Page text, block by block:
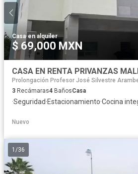
Casa·en alquiler
$ 69,000 MXN
Prolongación Profesor José Silvestre
3 Recámaras4 BañosCasa
·Seguridad·Estacionamiento·Cocina
Nuevo
1 /36